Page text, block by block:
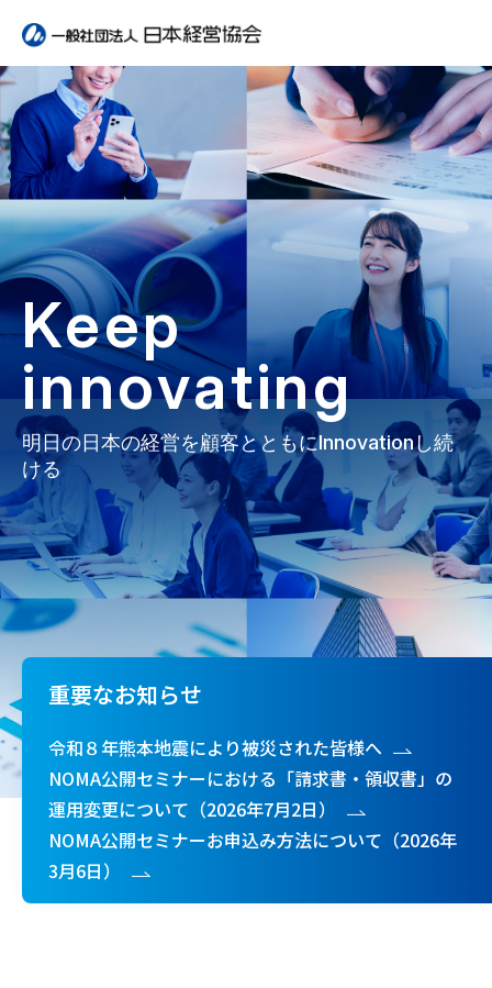
Keep
innovating
明日の日本の経営を顧客とともにInnovationし続
ける
重要なお知らせ
令和８年熊本地震により被災された皆様へ
NOMA公開セミナーにおける「請求書・領収書」の
運用変更について（2026年7月2日）
NOMA公開セミナーお申込み方法について（2026年
3月6日）